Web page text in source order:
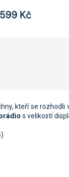
599 Kč
kteří se rozhodli
s velikostí